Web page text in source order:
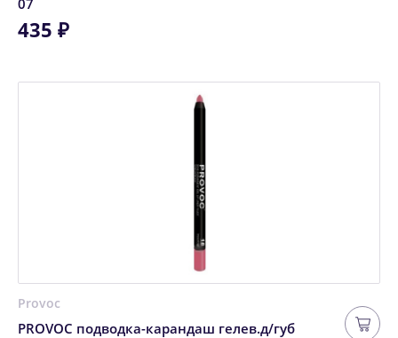
07
435 ₽
Provoc
PROVOC подводка-карандаш гелев.д/губ